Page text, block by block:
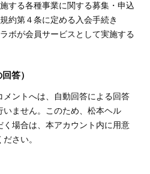
する各種事業に関する募集・申込
約第４条に定める入会手続き
ボが会員サービスとして実施する
答）
ントへは、自動回答による回答
ません。このため、松本ヘル
場合は、本アカウント内に用意
さい。